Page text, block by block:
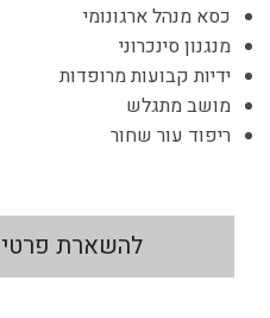
כסא מנהל ארגונומי
מנגנון סינכרוני
ידיות קבועות מרופדות
מושב מתגלש
ריפוד עור שחור
להשארת